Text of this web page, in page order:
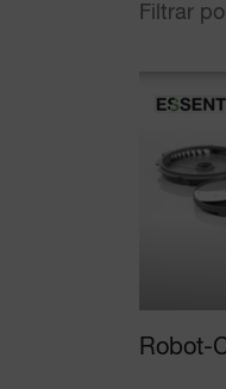
Filtrar
Robot-